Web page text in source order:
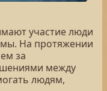
участие люди
На протяжении
за
между
людям,